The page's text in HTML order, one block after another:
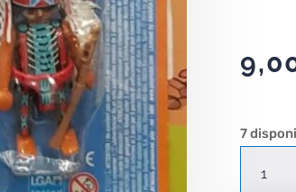
7
Colección